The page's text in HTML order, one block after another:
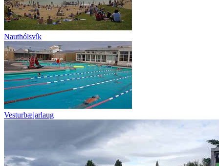
Nauthólsvík
Vesturbæjarlaug